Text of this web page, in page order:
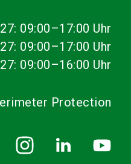
09:00–17:00 Uhr
09:00–17:00 Uhr
09:00–16:00 Uhr
Protection